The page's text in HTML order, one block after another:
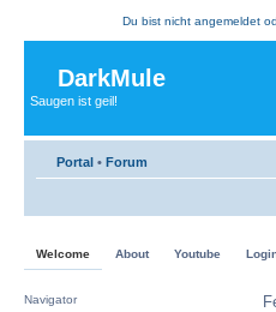
Du bist nicht angemeldet
DarkMule
Saugen ist geil!
Portal • Forum
Welcome About Youtube
Navigator